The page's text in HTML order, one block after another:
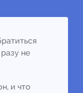
не
и что